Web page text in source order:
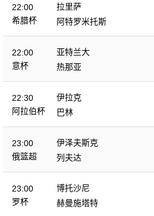
22:00
希腊杯
拉里萨
阿特罗米托斯
22:00
意杯
亚特兰大
热那亚
22:30
阿拉伯杯
伊拉克
巴林
23:00
俄篮超
伊泽夫斯克
列夫达
23:00
罗杯
博托沙尼
赫曼施塔特